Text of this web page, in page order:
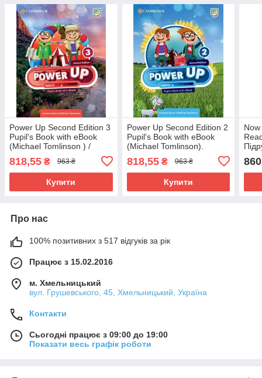
Power Up Second Edition 3
Pupil's Book with eBook
(Michael Tomlinson ) /
мови
818,55 ₴ 963 ₴
Купити
Power Up Second Edition 2
Pupil's Book with eBook
(Michael Tomlinson).
818,55₴ 963 ₴
Купити
860
Про нас
100% позитивних з 517 відгуків за рік
Працює з 15.02.2016
м. Хмельницький
вул. Грушевського, 45, Хмельницький, Україна
Контакти
Сьогодні працює з 09:00 до 19:00
Показати весь графік роботи